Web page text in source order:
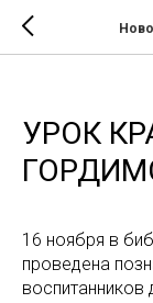
УРОК
16 ноября в
проведена
воспитанников